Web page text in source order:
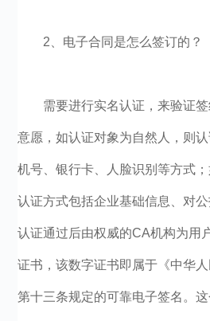
2、电子合同是怎么签订的？
需要进行实名认证，来验证
意愿，如认证对象为自然人，则
机号、银行卡、人脸识别等方式
认证方式包括企业基础信息、对
认证通过后由权威的CA机构为用
证书，该数字证书即属于《中华人
第十三条规定的可靠电子签名。